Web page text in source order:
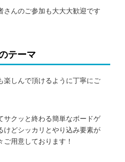
さんのご参加も大大大歓迎です
テーマ
楽しんで頂けるように丁寧にご
サクッと終わる簡単なボードゲ
けどシッカリとやり込み要素が
用意しております！